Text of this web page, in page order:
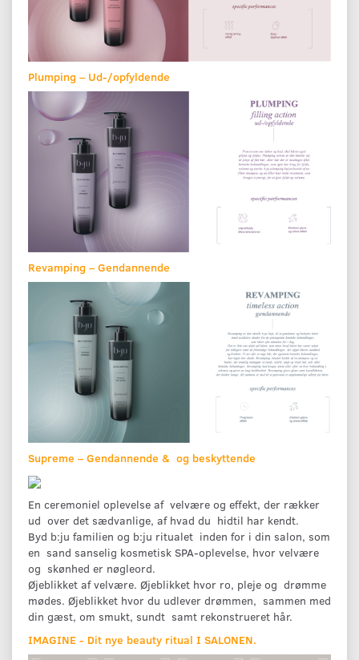
Plumping – Ud-/opfyldende
Revamping – Gendannende
Supreme – Gendannende & og beskyttende
En ceremoniel oplevelse af velvære og effekt, der rækker
ud over det sædvanlige, af hvad du hidtil har kendt.
Byd b:ju familien og b:ju ritualet inden for i din salon, som
en sand sanselig kosmetisk SPA-oplevelse, hvor velvære
og skønhed er nøgleord.
Øjeblikket af velvære. Øjeblikket hvor ro, pleje og drømme
mødes. Øjeblikket hvor du udlever drømmen, sammen med
din gæst, om smukt, sundt samt rekonstrueret hår.
IMAGINE - Dit nye beauty ritual I SALONEN.